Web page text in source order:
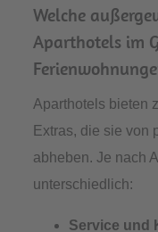
Welche
Aparthotels im
Aparthotels bieten
Extras, die sie von
abheben. Je nach
unterschiedlich:
Service und